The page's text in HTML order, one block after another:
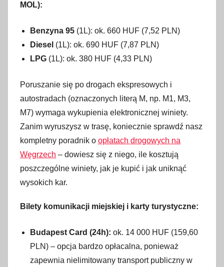
MOL):
Benzyna 95 (1L): ok. 660 HUF (7,52 PLN)
Diesel (1L): ok. 690 HUF (7,87 PLN)
LPG (1L): ok. 380 HUF (4,33 PLN)
Poruszanie się po drogach ekspresowych i
autostradach (oznaczonych literą M, np. M1, M3,
M7) wymaga wykupienia elektronicznej winiety.
Zanim wyruszysz w trasę, koniecznie sprawdź nasz
kompletny poradnik o opłatach drogowych na
Węgrzech – dowiesz się z niego, ile kosztują
poszczególne winiety, jak je kupić i jak uniknąć
wysokich kar.
Bilety komunikacji miejskiej i karty turystyczne:
Budapest Card (24h): ok. 14 000 HUF (159,60
PLN) – opcja bardzo opłacalna, ponieważ
zapewnia nielimitowany transport publiczny w